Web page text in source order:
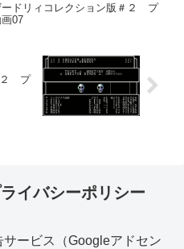
ードリィコレクション版＃２ プ
07
２ プ
イバシーポリシー
ービス（Googleアドセン